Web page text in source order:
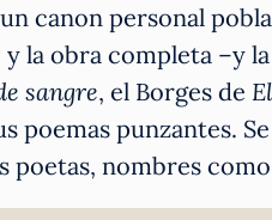
canon personal
y la obra completa –y
sangre, el Borges de
poemas punzantes.
poetas, nombres